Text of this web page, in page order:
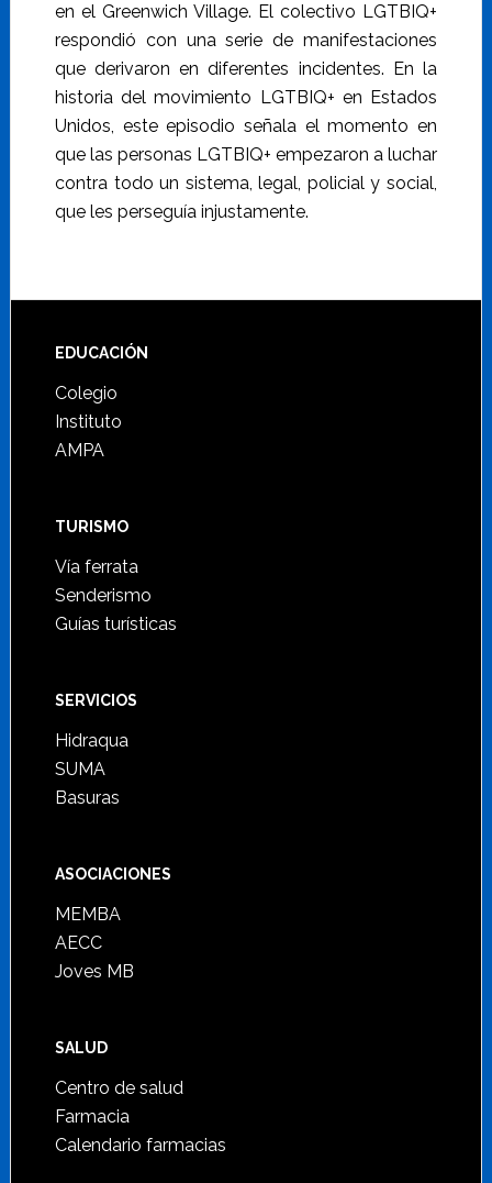
en el Greenwich Village. El colectivo LGTBIQ+
respondió con una serie de manifestaciones
que derivaron en diferentes incidentes. En la
historia del movimiento LGTBIQ+ en Estados
Unidos, este episodio señala el momento en
que las personas LGTBIQ+ empezaron a luchar
contra todo un sistema, legal, policial y social,
que les perseguía injustamente.
Footer
EDUCACIÓN
Colegio
Instituto
AMPA
TURISMO
Vía ferrata
Senderismo
Guías turísticas
SERVICIOS
Hidraqua
SUMA
Basuras
ASOCIACIONES
MEMBA
AECC
Joves MB
SALUD
Centro de salud
Farmacia
Calendario farmacias